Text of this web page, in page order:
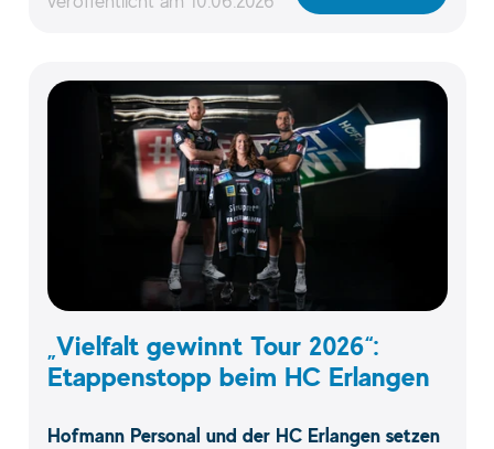
„Vielfalt gewinnt Tour 2026“:
Etappenstopp beim HC Erlangen
Hofmann Personal und der HC Erlangen setzen